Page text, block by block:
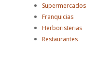
Supermercados
Franquicias
Herboristerias
Restaurantes